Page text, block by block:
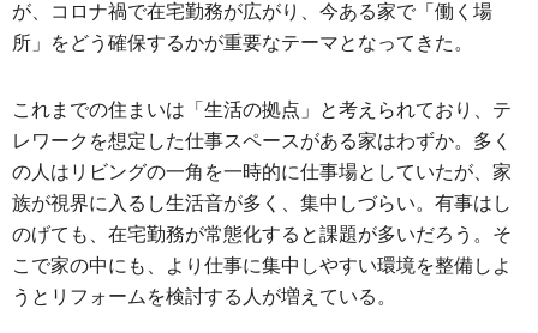
が、コロナ禍で在宅勤務が広がり、今ある家で「働く場
所」をどう確保するかが重要なテーマとなってきた。
これまでの住まいは「生活の拠点」と考えられており、テ
レワークを想定した仕事スペースがある家はわずか。多く
の人はリビングの一角を一時的に仕事場としていたが、家
族が視界に入るし生活音が多く、集中しづらい。有事はし
のげても、在宅勤務が常態化すると課題が多いだろう。そ
こで家の中にも、より仕事に集中しやすい環境を整備しよ
うとリフォームを検討する人が増えている。